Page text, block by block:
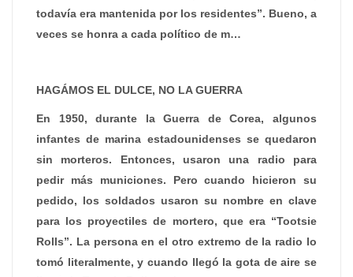
todavía era mantenida por los residentes”. Bueno, a
veces se honra a cada político de m…
HAGÁMOS EL DULCE, NO LA GUERRA
En 1950, durante la Guerra de Corea, algunos
infantes de marina estadounidenses se quedaron
sin morteros. Entonces, usaron una radio para
pedir más municiones. Pero cuando hicieron su
pedido, los soldados usaron su nombre en clave
para los proyectiles de mortero, que era “Tootsie
Rolls”. La persona en el otro extremo de la radio lo
tomó literalmente, y cuando llegó la gota de aire se